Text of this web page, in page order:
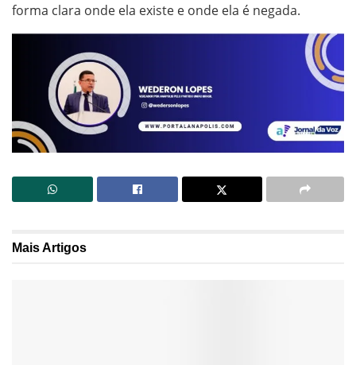
forma clara onde ela existe e onde ela é negada.
MaisArtigos